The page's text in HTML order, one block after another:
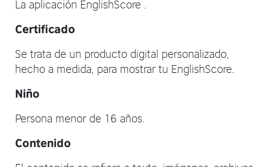
La aplicación EnglishScore .
Certificado
Se trata de un producto digital personalizado,
hecho a medida, para mostrar tu EnglishScore.
Niño
Persona menor de 16 años.
Contenido